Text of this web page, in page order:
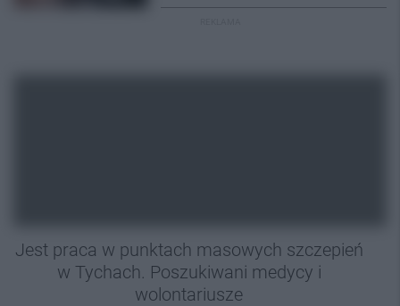
Jest praca w punktach masowych szczepień
w Tychach. Poszukiwani medycy i
wolontariusze